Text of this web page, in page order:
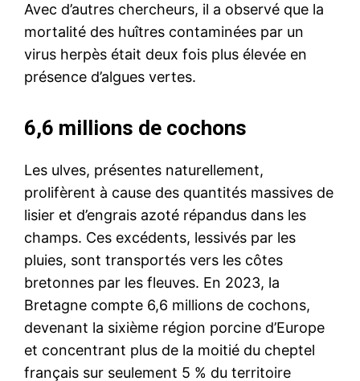
Avec d’autres chercheurs, il a observé que la
mortalité des huîtres contaminées par un
virus herpès était deux fois plus élevée en
présence d’algues vertes.
6,6 millions de cochons
Les ulves, présentes naturellement,
prolifèrent à cause des quantités massives de
lisier et d’engrais azoté répandus dans les
champs. Ces excédents, lessivés par les
pluies, sont transportés vers les côtes
bretonnes par les fleuves. En 2023, la
Bretagne compte 6,6 millions de cochons,
devenant la sixième région porcine d’Europe
et concentrant plus de la moitié du cheptel
français sur seulement 5 % du territoire